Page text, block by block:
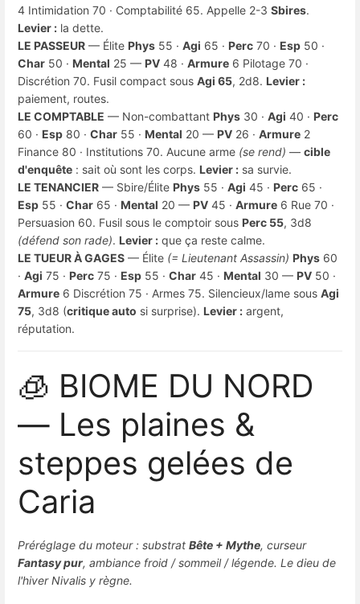
4 Intimidation 70 · Comptabilité 65. Appelle 2-3 Sbires.
Levier : la dette.
LE PASSEUR — Élite Phys 55 · Agi 65 · Perc 70 · Esp 50 ·
Char 50 · Mental 25 — PV 48 · Armure 6 Pilotage 70 ·
Discrétion 70. Fusil compact sous Agi 65, 2d8. Levier :
paiement, routes.
LE COMPTABLE — Non-combattant Phys 30 · Agi 40 · Perc
60 · Esp 80 · Char 55 · Mental 20 — PV 26 · Armure 2
Finance 80 · Institutions 70. Aucune arme (se rend) — cible
d'enquête : sait où sont les corps. Levier : sa survie.
LE TENANCIER — Sbire/Élite Phys 55 · Agi 45 · Perc 65 ·
Esp 55 · Char 65 · Mental 20 — PV 45 · Armure 6 Rue 70 ·
Persuasion 60. Fusil sous le comptoir sous Perc 55, 3d8
(défend son rade). Levier : que ça reste calme.
LE TUEUR À GAGES — Élite (= Lieutenant Assassin) Phys 60
· Agi 75 · Perc 75 · Esp 55 · Char 45 · Mental 30 — PV 50 ·
Armure 6 Discrétion 75 · Armes 75. Silencieux/lame sous Agi
75, 3d8 (critique auto si surprise). Levier : argent,
réputation.
🧊 BIOME DU NORD
— Les plaines &
steppes gelées de
Caria
Préréglage du moteur : substrat Bête + Mythe, curseur
Fantasy pur, ambiance froid / sommeil / légende. Le dieu de
l'hiver Nivalis y règne.